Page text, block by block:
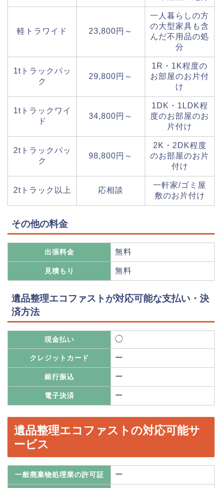
軽トラワイド 23,800円～
一人暮らしの方
の大型家具も含
んだ不用品の処
分
1tトラックパッ
ク
29,800円～
1R・1K程度の
お部屋のお片付
け
1tトラックワイ
ド
34,800円～
1DK・1LDK程
度のお部屋のお
片付け
2tトラックパッ
ク
98,800円～
2K・2DK程度
のお部屋のお片
付け
2tトラック以上 応相談
一軒家/ゴミ屋
敷のお片付け
その他の料金
出張料金 無料
見積もり 無料
遺品整理エコファストが対応可能な支払い・決
済方法
現金払い ◯
クレジットカード ー
銀行振込 ー
電子決済 ー
遺品整理エコファストの対応可能サ
ービス
一般廃棄物処理業の許可証 ー